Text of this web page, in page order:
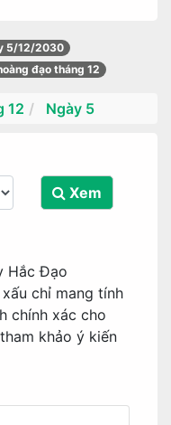
5/12/2030
đạo tháng 12
12 Ngày 5
Xem
Hắc Đạo
chỉ mang tính
chính xác cho
khảo ý kiến